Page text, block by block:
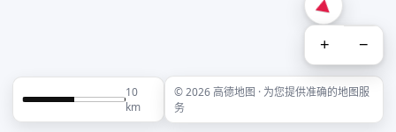
+ −
10
km
© 2026 高德地图 · 为您提供准确的地图服
务